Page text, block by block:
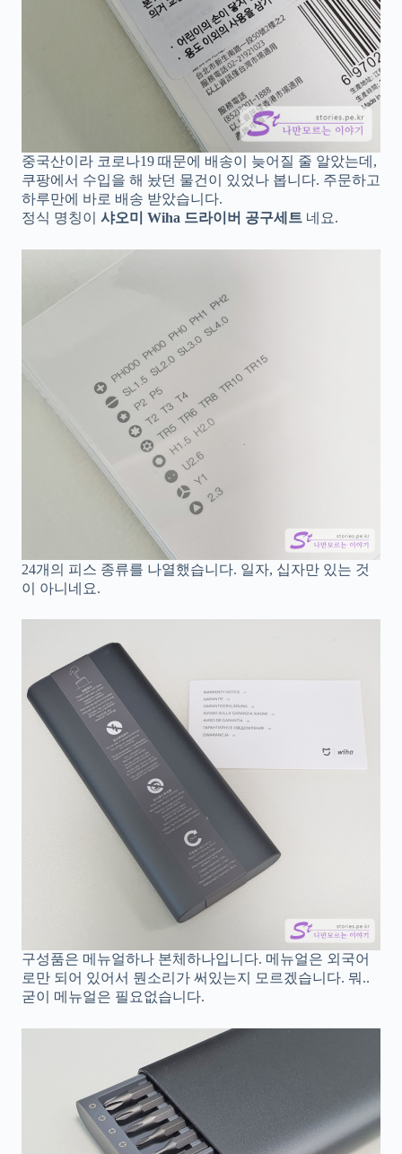
중국산이라 코로나19 때문에 배송이 늦어질 줄 알았는데,
쿠팡에서 수입을 해 놨던 물건이 있었나 봅니다. 주문하고
하루만에 바로 배송 받았습니다.
정식 명칭이 샤오미 Wiha 드라이버 공구세트 네요.
24개의 피스 종류를 나열했습니다. 일자, 십자만 있는 것
이 아니네요.
구성품은 메뉴얼하나 본체하나입니다. 메뉴얼은 외국어
로만 되어 있어서 뭔소리가 써있는지 모르겠습니다. 뭐..
굳이 메뉴얼은 필요없습니다.